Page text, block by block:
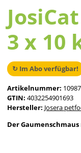
3 x 10
↻ Im Abo verfügbar!
Artikelnummer: 10987
GTIN: 4032254901693
Hersteller: Josera
Der